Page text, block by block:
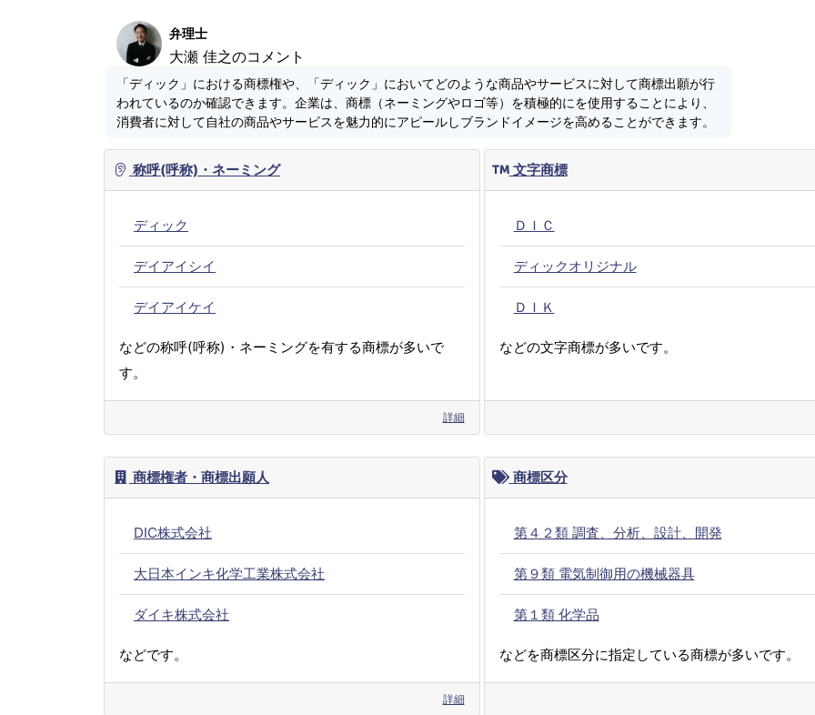
弁理士
大瀬 佳之のコメント
「ディック」における商標権や、「ディック」においてどのような商品やサービスに対して商標出願が行
われているのか確認できます。企業は、商標（ネーミングやロゴ等）を積極的にを使用することにより、
消費者に対して自社の商品やサービスを魅力的にアピールしブランドイメージを高めることができます。
称呼(呼称)・ネーミング
ディック
デイアイシイ
デイアイケイ
などの称呼(呼称)・ネーミングを有する商標が多いで
す。
詳細
文字商標
ＤＩＣ
ディックオリジナル
ＤＩＫ
などの文字商標が多いです。
商標権者・商標出願人
DIC株式会社
大日本インキ化学工業株式会社
ダイキ株式会社
などです。
詳細
商標区分
第４２類 調査、分析、設計、開発
第９類 電気制御用の機械器具
第１類 化学品
などを商標区分に指定している商標が多いです。